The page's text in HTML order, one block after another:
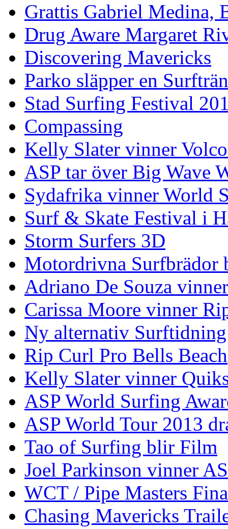
Grattis Gabriel Medina,
Drug Aware Margaret
Discovering Mavericks
Parko släpper en
Stad Surfing Festival
Compassing
Kelly Slater vinner
ASP tar över Big Wave
Sydafrika vinner World
Surf & Skate Festival i
Storm Surfers 3D
Motordrivna Surfbrädor
Adriano De Souza
Carissa Moore vinner
Ny alternativ Surftidning
Rip Curl Pro Bells Beach
Kelly Slater vinner
ASP World Surfing
ASP World Tour 2013
Tao of Surfing blir Film
Joel Parkinson vinner
WCT / Pipe Masters
Chasing Mavericks